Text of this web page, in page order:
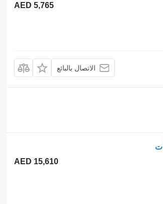
AED 5,765
الاتصال بالبائع
AED 15,610